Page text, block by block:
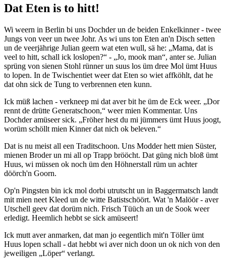
Dat Eten is to hitt!
Wi weern in Berlin bi uns Dochder un de beiden Enkelkinner - twee
Jungs von veer un twee Johr. As wi uns ton Eten an'n Disch setten
un de veerjährige Julian geern wat eten wull, sä he:
Mama, dat is
veel to hitt, schall ick loslopen?
- Jo, mook man , anter se. Julian
sprüng von sienen Stohl rünner un suus los üm dree Mol ümt Huus
to lopen. In de Twischentiet weer dat Eten so wiet affköhlt, dat he
dat ohn sick de Tung to verbrennen eten kunn.
Ick müß lachen - verkneep mi dat aver bit he üm de Eck weer.
Dor
rennt de drütte Generatschoon,
weer mien Kommentar. Uns
Dochder amüseer sick.
Fröher hest du mi jümmers ümt Huus joogt,
worüm schöllt mien Kinner dat nich ok beleven.
Dat is nu meist all een Traditschoon. Uns Modder hett mien Süster,
mienen Broder un mi all op Trapp brööcht. Dat güng nich bloß ümt
Huus, wi müssen ok noch üm den Höhnerstall rüm un achter
döörch'n Goorn.
Op'n Pingsten bin ick mol dorbi utrutscht un in Baggermatsch landt
mit mien neet Kleed un de witte Batistschöört. Wat 'n Malöör - aver
Utschell geev dat dorüm nich. Frisch Tüüch an un de Sook weer
erledigt. Heemlich hebbt se sick amüseert!
Ick mutt aver anmarken, dat man jo eegentlich mit'n Töller ümt
Huus lopen schall - dat hebbt wi aver nich doon un ok nich von den
jeweiligen
Löper
verlangt.